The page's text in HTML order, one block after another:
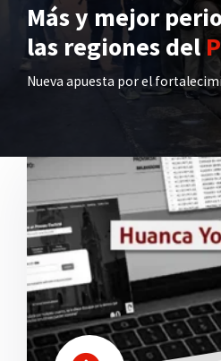
Más y mejor
las regiones del